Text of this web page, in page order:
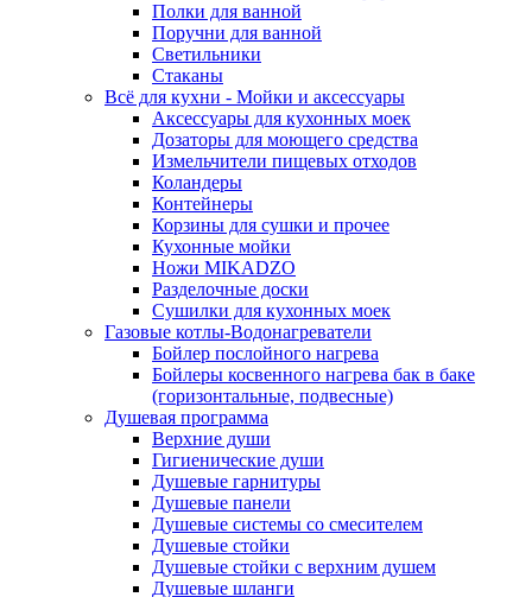
Полки для ванной
Поручни для ванной
Светильники
Стаканы
Всё для кухни - Мойки и аксессуары
Аксессуары для кухонных моек
Дозаторы для моющего средства
Измельчители пищевых отходов
Коландеры
Контейнеры
Корзины для сушки и прочее
Кухонные мойки
Ножи MIKADZO
Разделочные доски
Сушилки для кухонных моек
Газовые котлы-Водонагреватели
Бойлер послойного нагрева
Бойлеры косвенного нагрева бак в баке
(горизонтальные, подвесные)
Душевая программа
Верхние души
Гигиенические души
Душевые гарнитуры
Душевые панели
Душевые системы со смесителем
Душевые стойки
Душевые стойки с верхним душем
Душевые шланги